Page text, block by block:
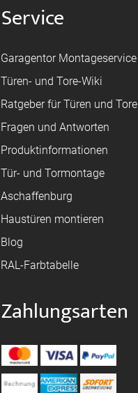
Service
Garagentor Montageservice
Türen- und Tore-Wiki
Ratgeber für Türen und Tore
Fragen und Antworten
Produktinformationen
Tür- und Tormontage
Aschaffenburg
Haustüren montieren
Blog
RAL-Farbtabelle
Zahlungsarten